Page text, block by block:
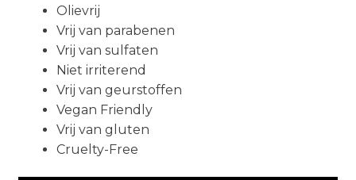
Olievrij
Vrij van parabenen
Vrij van sulfaten
Niet irriterend
Vrij van geurstoffen
Vegan Friendly
Vrij van gluten
Cruelty-Free